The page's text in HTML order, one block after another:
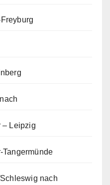
– Leipzig
Tangermünde
nach